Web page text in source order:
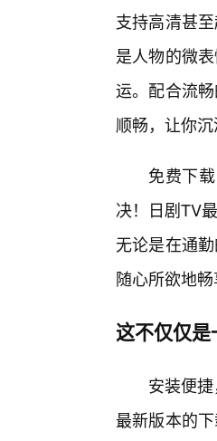
支持高清甚
是人物的微
运。配合流
顺畅，让你
免费下
决！日剧TV
无论是在通
随心所欲地
这不仅仅
安装便
最新版本的